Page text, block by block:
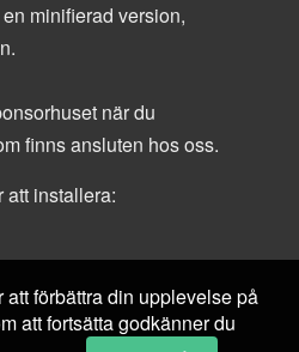
minifierad version,
när du
finns ansluten hos oss.
installera:
förbättra din upplevelse på
att fortsätta godkänner du